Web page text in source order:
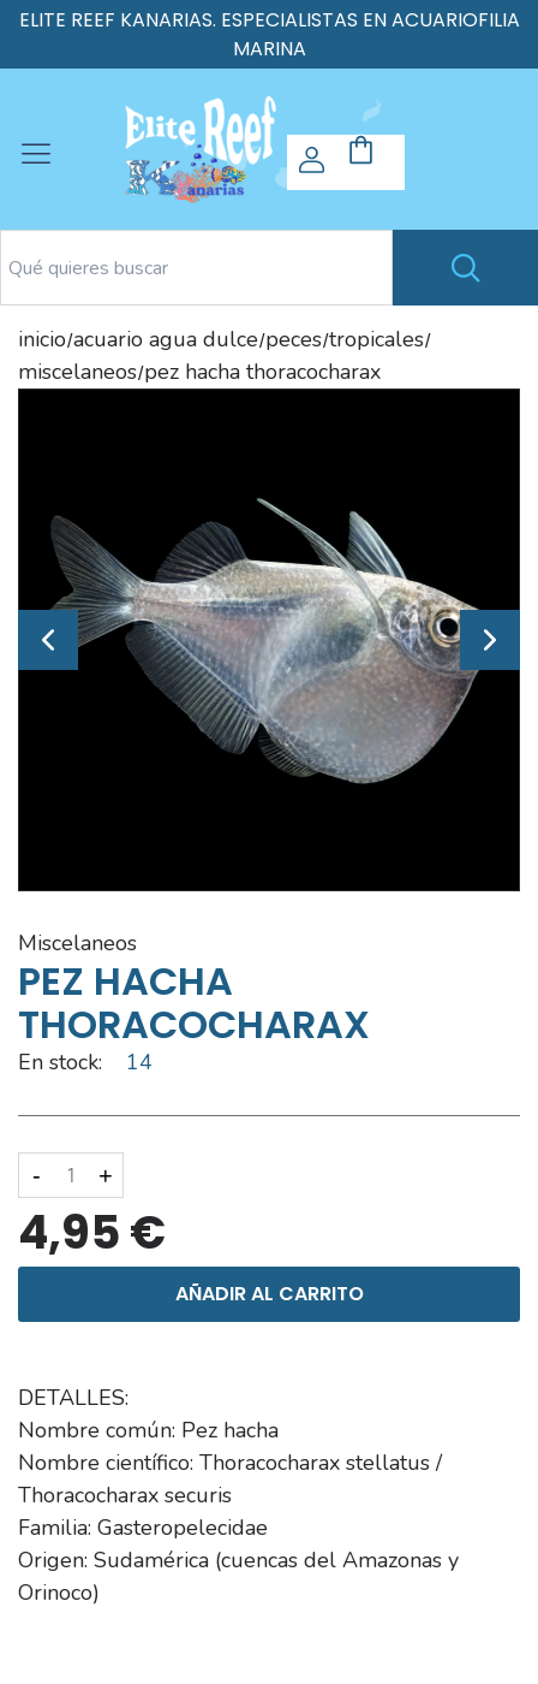
ELITE REEF KANARIAS. ESPECIALISTAS EN ACUARIOFILIA
MARINA
inicio/acuario agua dulce/peces/tropicales/
miscelaneos/pez hacha thoracocharax
miscelaneos
PEZ HACHA
THORACOCHARAX
En stock: 14
- +
4,95 €
AÑADIR AL CARRITO
DETALLES:
Nombre común: Pez hacha
Nombre científico: Thoracocharax stellatus /
Thoracocharax securis
Familia: Gasteropelecidae
Origen: Sudamérica (cuencas del Amazonas y
Orinoco)